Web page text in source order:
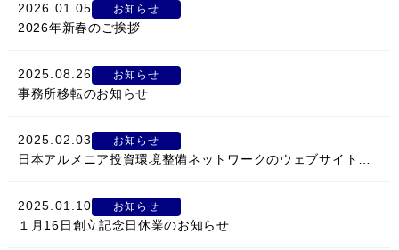
情報館
2026.01.05 お知らせ
2026年新春のご挨拶
2025.08.26 お知らせ
事務所移転のお知らせ
2025.02.03 お知らせ
2025.01.10 お知らせ
１月16日創立記念日休業のお知らせ